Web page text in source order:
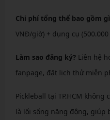
Chi phí tổng thể bao gồm
VNĐ/giờ) + dụng cụ
Làm sao đăng ký? Liên hệ
fanpage, đặt lịch thử miễn
Pickleball tại TP.HCM
là lối sống năng động, giúp